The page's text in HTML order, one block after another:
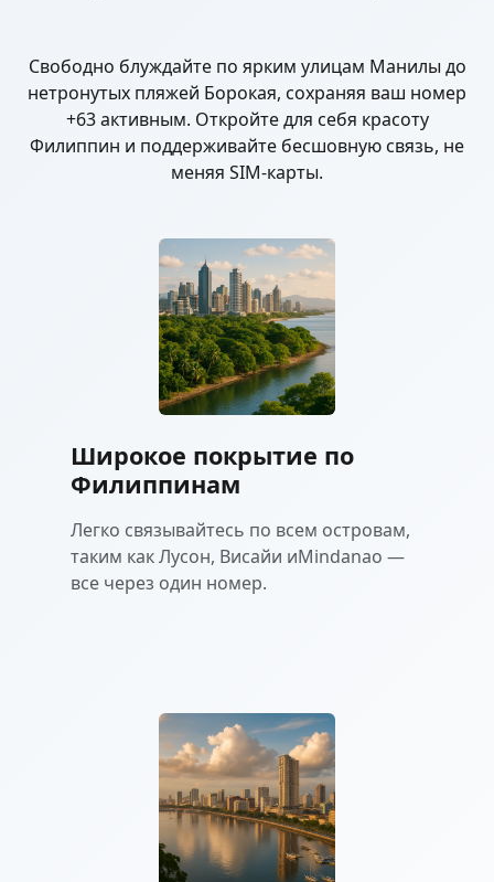
Свободно блуждайте по ярким улицам Манилы до
нетронутых пляжей Борокая, сохраняя ваш номер
+63 активным. Откройте для себя красоту
Филиппин и поддерживайте бесшовную связь, не
меняя SIM-карты.
Широкое покрытие по
Филиппинам
Легко связывайтесь по всем островам,
таким как Лусон, Висайи иMindanao —
все через один номер.